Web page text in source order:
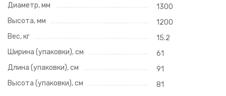
Диаметр, мм
1300
Высота, мм
1200
Вес, кг
15.2
Ширина (упаковки), см
61
Длина (упаковки), см
91
Высота (упаковки), см
81